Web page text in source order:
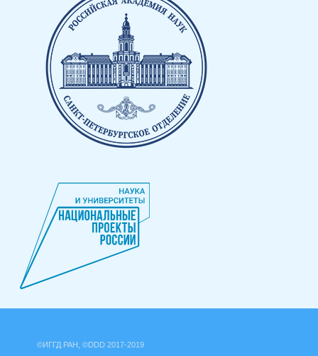
©ИГГД РАН, ©DDD 2017-2019